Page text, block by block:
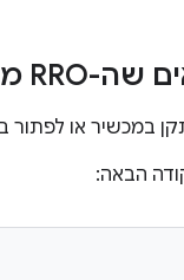
הבאה: